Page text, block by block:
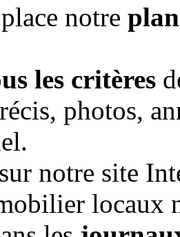
notre
les critères
photos,
sur notre site
locaux